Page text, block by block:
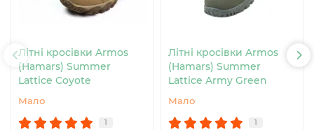
Літні кросівки Armos
(Hamars) Summer
Lattice Coyote
Мало
Літні кросівки Armos
(Hamars) Summer
Lattice Army Green
Мало